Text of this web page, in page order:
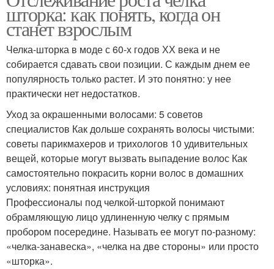
шторка: как понять, когда он
станет взрослым
Челка-шторка в моде с 60-х годов ХХ века и не
собирается сдавать свои позиции. С каждым днем ее
популярность только растет. И это понятно: у нее
практически нет недостатков.
Уход за окрашенными волосами: 5 советов
специалистов Как дольше сохранять волосы чистыми:
советы парикмахеров и трихологов 10 удивительных
вещей, которые могут вызвать выпадение волос Как
самостоятельно покрасить корни волос в домашних
условиях: понятная инструкция
Профессионалы под челкой-шторкой понимают
обрамляющую лицо удлиненную челку с прямым
пробором посередине. Называть ее могут по-разному:
«челка-занавеска», «челка на две стороны» или просто
«шторка».